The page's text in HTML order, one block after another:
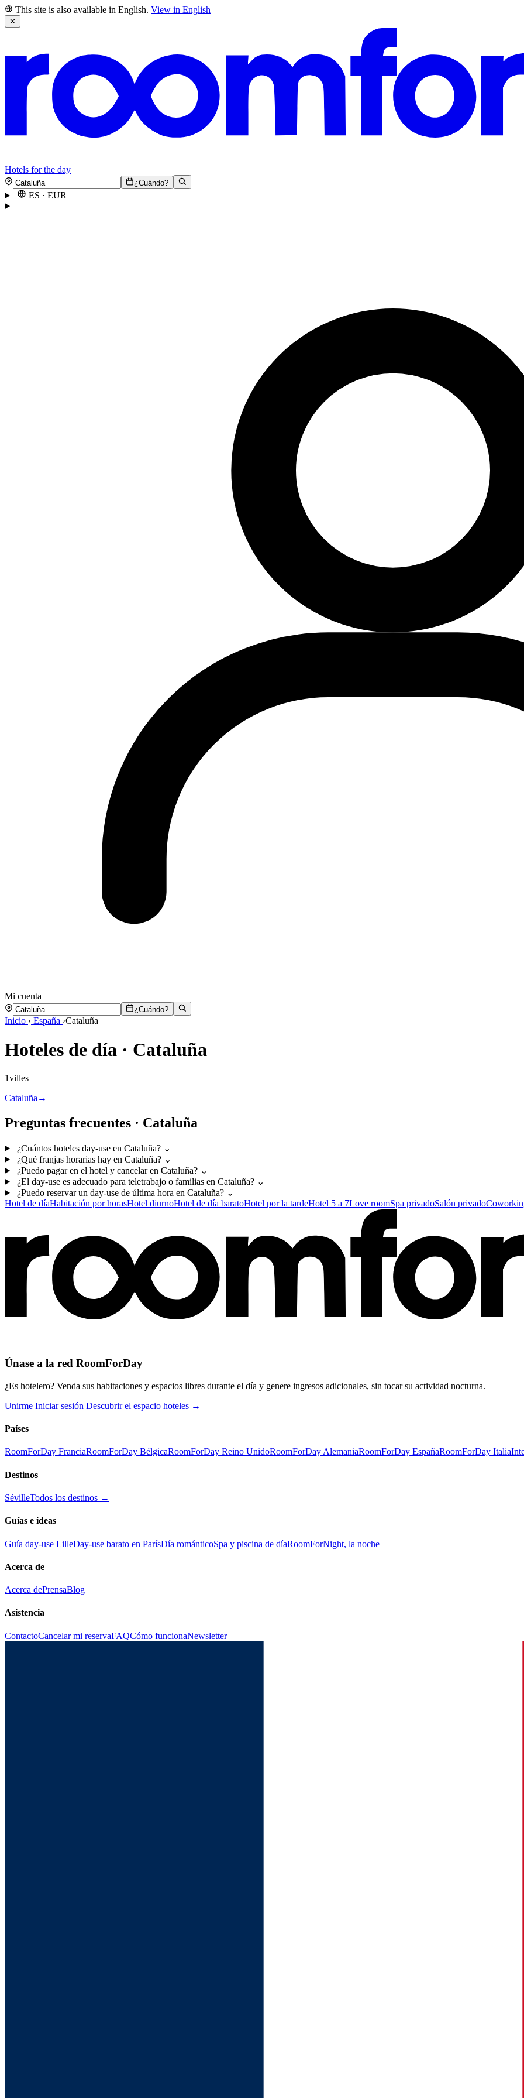
This site is also available in English. View in English
✕
Hotels for the day
¿Cuándo?
ES · EUR
Mi cuenta
¿Cuándo?
Inicio › España ›Cataluña
Hoteles de día · Cataluña
1villes
Cataluña →
Preguntas frecuentes · Cataluña
¿Cuántos hoteles day-use en Cataluña? ⌄
¿Qué franjas horarias hay en Cataluña? ⌄
¿Puedo pagar en el hotel y cancelar en Cataluña? ⌄
¿El day-use es adecuado para teletrabajo o familias en Cataluña? ⌄
¿Puedo reservar un day-use de última hora en Cataluña? ⌄
Hotel de díaHabitación por horasHotel diurnoHotel de día baratoHotel por la tardeHotel 5 a 7Love roomSpa privadoSalón privado
Únase a la red RoomForDay
¿Es hotelero? Venda sus habitaciones y espacios libres durante el día y genere ingresos adicionales, sin tocar su actividad nocturna.
Unirme Iniciar sesión Descubrir el espacio hoteles →
Países
RoomForDay FranciaRoomForDay BélgicaRoomForDay Reino UnidoRoomForDay AlemaniaRoomForDay EspañaRoomForDay Italia
Destinos
SévilleTodos los destinos →
Guías e ideas
Guía day-use LilleDay-use barato en ParísDía románticoSpa y piscina de díaRoomForNight, la noche
Acerca de
Acerca dePrensaBlog
Asistencia
ContactoCancelar mi reservaFAQCómo funcionaNewsletter